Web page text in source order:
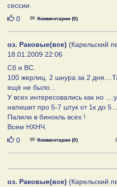
сессии.
Нравится
0 Комментарии (0)
оз. Раковые(все) (Карельский
18.01.2009 22:06
Сб и ВС.
100 жерлиц. 2 шнура за 2
ещё не было...
У всех интересовались как но
напишит про 5-7 штук от 1к до
Палили в бинокль всех !
Всем НХНЧ.
Нравится
0 Комментарии (0)
оз. Раковые(все) (Карельский